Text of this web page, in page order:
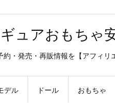
ュアおもちゃ
・発売・再販情報を【アフィリ
デル ドール おもちゃ